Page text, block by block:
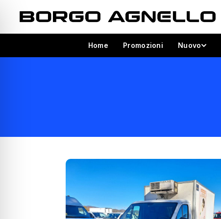
Home Promozioni Nuovo
per disabilità visive